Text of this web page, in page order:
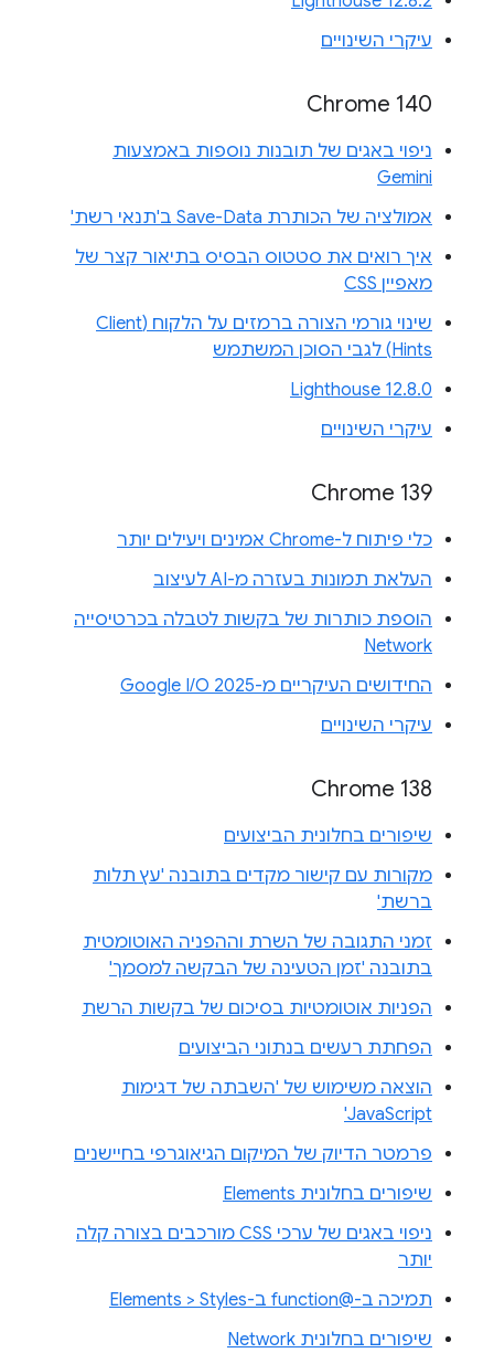
עיקרי השינויים
Chrome 140
ניפוי באגים של תובנות נוספות באמצעות
Gemini
אמולציה של הכותרת Save-Data ב'תנאי רשת'
איך רואים את סטטוס הבסיס בתיאור קצר של
מאפיין CSS
שינוי גורמי הצורה ברמזים על הלקוח (Client
Hints) לגבי הסוכן המשתמש
Lighthouse 12.8.0
עיקרי השינויים
Chrome 139
כלי פיתוח ל-Chrome אמינים ויעילים יותר
העלאת תמונות בעזרה מ-AI לעיצוב
הוספת כותרות של בקשות לטבלה בכרטיסייה
Network
החידושים העיקריים מ-Google I/O 2025
עיקרי השינויים
Chrome 138
שיפורים בחלונית הביצועים
מקורות עם קישור מקדים בתובנה 'עץ תלות
ברשת'
זמני התגובה של השרת וההפניה האוטומטית
בתובנה 'זמן הטעינה של הבקשה למסמך'
הפניות אוטומטיות בסיכום של בקשות הרשת
הפחתת רעשים בנתוני הביצועים
הוצאה משימוש של 'השבתה של דגימות
JavaScript'
פרמטר הדיוק של המיקום הגיאוגרפי בחיישנים
שיפורים בחלונית Elements
ניפוי באגים של ערכי CSS מורכבים בצורה קלה
יותר
תמיכה ב-@function ב-Elements > Styles
שיפורים בחלונית Network